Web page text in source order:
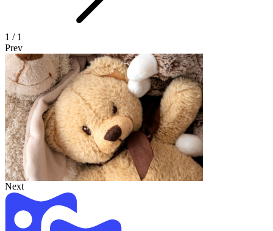
1 / 1
Prev
Next